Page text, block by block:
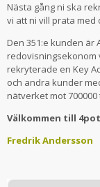
Nästa gång ni ska
vi att ni vill prata med
Den 351:e kunden är
redovisningsekonom
rekryterade en Key
och andra kunder
nätverket mot
Välkommen till
Fredrik Andersson